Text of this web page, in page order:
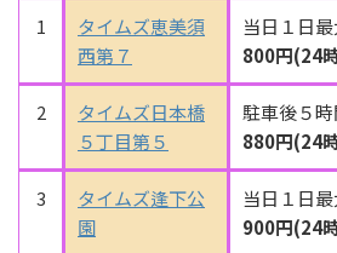
1
タイムズ恵美須
西第７
当日１日
800円(24
2
タイムズ日本橋
５丁目第５
駐車後５
880円(24
3
タイムズ逢下公
園
当日１日
900円(24